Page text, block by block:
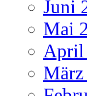
Juni
Mai
April